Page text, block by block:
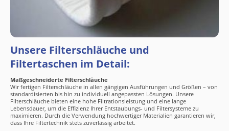
Unsere Filterschläuche und
Filtertaschen im Detail:
Maßgeschneiderte Filterschläuche
Wir fertigen Filterschläuche in allen gängigen Ausführungen und Größen – von
standardisierten bis hin zu individuell angepassten Lösungen. Unsere
Filterschläuche bieten eine hohe Filtrationsleistung und eine lange
Lebensdauer, um die Effizienz Ihrer Entstaubungs- und Filtersysteme zu
maximieren. Durch die Verwendung hochwertiger Materialien garantieren wir,
dass Ihre Filtertechnik stets zuverlässig arbeitet.